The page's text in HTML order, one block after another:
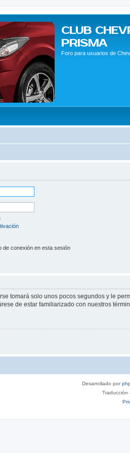
CLUB
PRISMA
Foro para usuarios de
de conexión en esta sesión
tomará solo unos pocos segundos y le
de estar familiarizado con nuestros
Desarrollado por
Traducción